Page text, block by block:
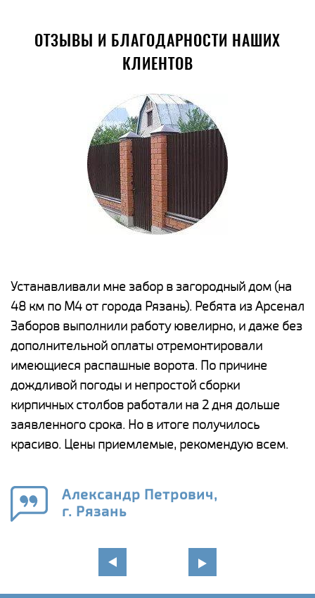
ОТЗЫВЫ И БЛАГОДАРНОСТИ НАШИХ
КЛИЕНТОВ
Устанавливали мне забор в загородный дом (на
48 км по М4 от города Рязань). Ребята из Арсенал
Заборов выполнили работу ювелирно, и даже без
дополнительной оплаты отремонтировали
имеющиеся распашные ворота. По причине
дождливой погоды и непростой сборки
кирпичных столбов работали на 2 дня дольше
заявленного срока. Но в итоге получилось
красиво. Цены приемлемые, рекомендую всем.
Александр Петрович,
г. Рязань